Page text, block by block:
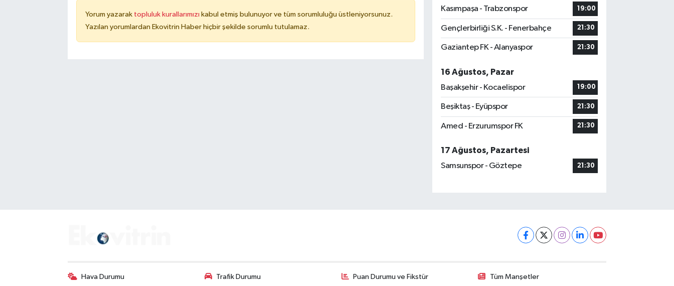
Yorum yazarak topluluk kurallarımızı kabul etmiş bulunuyor ve tüm sorumluluğu üstleniyorsunuz.
Yazılan yorumlardan Ekovitrin Haber hiçbir şekilde sorumlu tutulamaz.
Kasımpaşa - Trabzonspor 19:00
Gençlerbirliği S.K. - Fenerbahçe 21:30
Gaziantep FK - Alanyaspor 21:30
16 Ağustos, Pazar
Başakşehir - Kocaelispor
19:00
Beşiktaş - Eyüpspor 21:30
Amed - Erzurumspor FK 21:30
17 Ağustos, Pazartesi
Samsunspor - Göztepe
21:30
Hava Durumu Trafik Durumu Puan Durumu ve Fikstür Tüm Manşetler